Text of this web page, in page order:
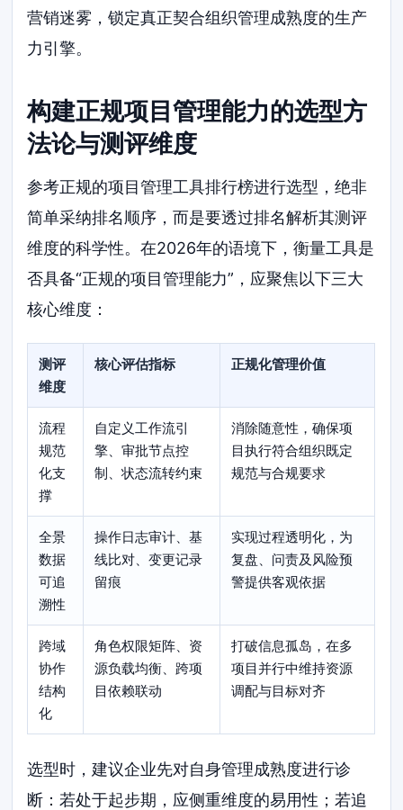
营销迷雾，锁定真正契合组织管理成熟度的生产
力引擎。
构建正规项目管理能力的选型方
法论与测评维度
参考正规的项目管理工具排行榜进行选型，绝非
简单采纳排名顺序，而是要透过排名解析其测评
维度的科学性。在2026年的语境下，衡量工具是
否具备“正规的项目管理能力”，应聚焦以下三大
核心维度：
测评
维度
核心评估指标 正规化管理价值
流程
规范
化支
撑
自定义工作流引
擎、审批节点控
制、状态流转约束
消除随意性，确保项
目执行符合组织既定
规范与合规要求
全景
数据
可追
溯性
操作日志审计、基
线比对、变更记录
留痕
实现过程透明化，为
复盘、问责及风险预
警提供客观依据
跨域
协作
结构
化
角色权限矩阵、资
源负载均衡、跨项
目依赖联动
打破信息孤岛，在多
项目并行中维持资源
调配与目标对齐
选型时，建议企业先对自身管理成熟度进行诊
断：若处于起步期，应侧重维度的易用性；若追